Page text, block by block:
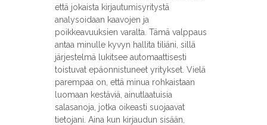
että jokaista kirjautumisyritystä
analysoidaan kaavojen ja
poikkeavuuksien varalta. Tämä valppaus
antaa minulle kyvyn hallita tiliäni, sillä
järjestelmä lukitsee automaattisesti
toistuvat epäonnistuneet yritykset. Vielä
parempaa on, että minua rohkaistaan
luomaan kestäviä, ainutlaatuisia
salasanoja, jotka oikeasti suojaavat
tietojani. Aina kun kirjaudun sisään,